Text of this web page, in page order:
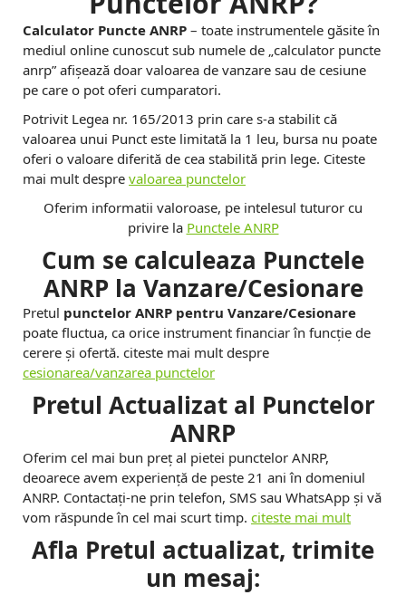
n
c
t
e
-
m
a
r
a
m
D
o
s
a
Calculator Puncte ANRP – toate instrumentele găsite în
mediul online cunoscut sub numele de „calculator puncte
anrp” afișează doar valoarea de vanzare sau de cesiune
pe care o pot oferi cumparatori.
Potrivit Legea nr. 165/2013 prin care s-a stabilit că
valoarea unui Punct este limitată la 1 leu, bursa nu poate
oferi o valoare diferită de cea stabilită prin lege. Citeste
mai mult despre valoarea punctelor
Oferim informatii valoroase, pe intelesul tuturor cu
privire la Punctele ANRP
Cum se calculeaza Punctele
ANRP la Vanzare/Cesionare
Pretul punctelor ANRP pentru Vanzare/Cesionare
poate fluctua, ca orice instrument financiar în funcţie de
cerere şi ofertă. citeste mai mult despre
cesionarea/vanzarea punctelor
Pretul Actualizat al Punctelor
ANRP
Oferim cel mai bun preț al pietei punctelor ANRP,
deoarece avem experiență de peste 21 ani în domeniul
ANRP. Contactați-ne prin telefon, SMS sau WhatsApp și vă
vom răspunde în cel mai scurt timp. citeste mai mult
Afla Pretul actualizat, trimite
un mesaj: